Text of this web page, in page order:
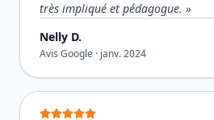
très impliqué et pédagogue. »
Nelly D.
Avis Google · janv. 2024